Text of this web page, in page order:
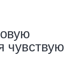
чувствую